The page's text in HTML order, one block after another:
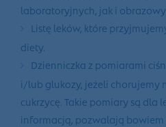
laboratoryjnych, jak i
Listę leków, które
diety.
Dzienniczka z pomiarami
i/lub glukozy, jeżeli chorujemy
cukrzycę. Takie pomiary są dla
informacją, pozwalają bowiem